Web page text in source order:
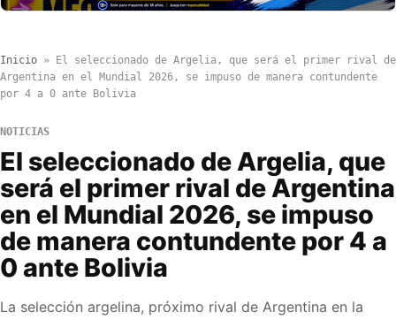
Inicio »
El seleccionado de Argelia, que será el primer rival de
Argentina en el Mundial 2026, se impuso de manera contundente
por 4 a 0 ante Bolivia
NOTICIAS
El seleccionado de Argelia, que
será el primer rival de Argentina
en el Mundial 2026, se impuso
de manera contundente por 4 a
0 ante Bolivia
La selección argelina, próximo rival de Argentina en la